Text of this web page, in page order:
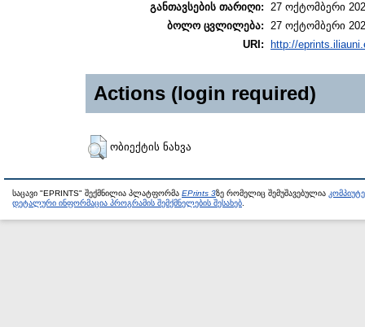
განთავსების თარიღი: 27 ოქტომბერი
ბოლო ცვლილება: 27 ოქტომბერი
URI:
http://
Actions (login required)
ობიექტის ნახვა
საცავი "EPRINTS" შექმნილია პლატფორმა EPrints 3ზე რომელიც შემუშავებულია
დეტალური ინფორმაცია პროგრამის შემქმნელების შესახებ.